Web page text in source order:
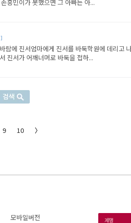
흥민이가 못했으면 그 아빠는 아...
람에 진서엄마에게 진서를 바둑학원에 데리고
진서가 어깨너머로 바둑을 접하...
9 10 〉
모바일버전